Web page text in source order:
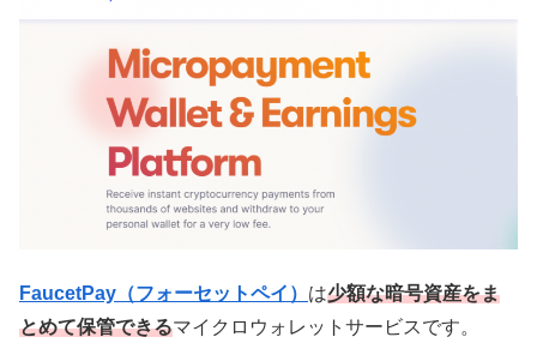
FaucetPay（フォーセットペイ） は少額な暗号資産をま
とめて保管できるマイクロウォレットサービスです。